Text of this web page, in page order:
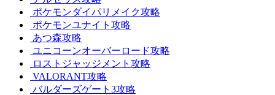
ポケモンダイパリメイク攻略
ポケモンユナイト攻略
あつ森攻略
ユニコーンオーバーロード攻略
ロストジャッジメント攻略
VALORANT攻略
バルダーズゲート3攻略